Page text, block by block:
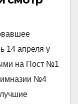
14 апреля у
на Пост №1
№4